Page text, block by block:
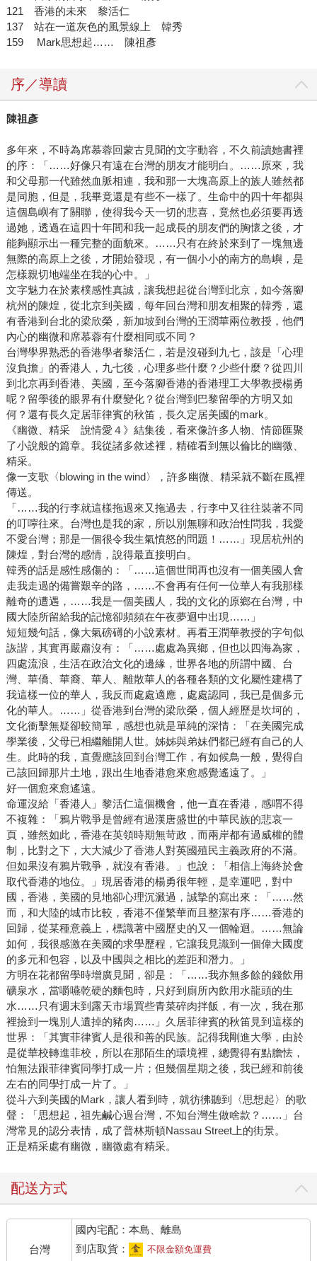
121 香港的未來 黎活仁
137 站在一道灰色的風景線上 韓秀
159 Mark思想起…… 陳祖彥
序／導讀
陳祖彥
多年來，不時為席慕蓉回蒙古見聞的文字動容，不久前讀她書裡
的序：「……好像只有遠在台灣的朋友才能明白。……原來，我
和父母那一代雖然血脈相連，我和那一大塊高原上的族人雖然都
是同胞，但是，我畢竟還是有些不一樣了。生命中的四十年都與
這個島嶼有了關聯，使得我今天一切的悲喜，竟然也必須要再透
過她，透過在這四十年間和我一起成長的朋友們的胸懷之後，才
能夠顯示出一種完整的面貌來。……只有在終於來到了一塊無邊
無際的高原上之後，才開始發現，有一個小小的南方的島嶼，是
怎樣親切地端坐在我的心中。」
文字魅力在於素樸感性真誠，讓我想起從台灣到北京，如今落腳
杭州的陳煌，從北京到美國，每年回台灣和朋友相聚的韓秀，還
有香港到台北的梁欣榮，新加坡到台灣的王潤華兩位教授，他們
內心的幽微和席慕蓉有什麼相同或不同？
台灣學界熟悉的香港學者黎活仁，若是沒碰到九七，該是「心理
沒負擔」的香港人，九七後，心理多些什麼？少些什麼？從四川
到北京再到香港、美國，至今落腳香港的香港理工大學教授楊勇
呢？留學後的眼界有什麼變化？從台灣到巴黎留學的方明又如
何？還有長久定居菲律賓的秋笛，長久定居美國的mark。
《幽微、精采 說情愛４》結集後，看來像許多人物、情節匯聚
了小說般的篇章。我從諸多敘述裡，精確看到無以倫比的幽微、
精采。
像一支歌〈blowing in the wind〉，許多幽微、精采就不斷在風裡
傳送。
「……我的行李就這樣拖過來又拖過去，行李中又往往裝著不同
的叮嚀往來。台灣也是我的家，所以別無聊和政治性問我，我愛
不愛台灣；那是一個很令我生氣憤怒的問題！……」現居杭州的
陳煌，對台灣的感情，說得最直接明白。
韓秀的話是感性感傷的：「……這個世間再也沒有一個美國人會
走我走過的備嘗艱辛的路，……不會再有任何一位華人有我那樣
離奇的遭遇，……我是一個美國人，我的文化的原鄉在台灣，中
國大陸所留給我的記憶卻頻頻在午夜夢迴中出現……」
短短幾句話，像大氣磅礡的小說素材。再看王潤華教授的字句似
詼諧，其實再嚴肅沒有：「……處處為異鄉，但也以四海為家，
四處流浪，生活在政治文化的邊緣，世界各地的所謂中國、台
灣、華僑、華裔、華人、離散華人的各種各類的文化屬性建構了
我這樣一位的華人，我反而處處適應，處處認同，我已是個多元
化的華人。……」從香港到台灣的梁欣榮，個人經歷是坎坷的，
文化衝擊無疑卻較簡單，感想也就是單純的深情：「在美國完成
學業後，父母已相繼離開人世。姊姊與弟妹們都已經有自己的人
生。此時的我，直覺應該回到台灣工作，有如候鳥一般，覺得自
己該回歸那片土地，跟出生地香港愈來愈感覺遙遠了。」
好一個愈來愈遙遠。
命運沒給「香港人」黎活仁這個機會，他一直在香港，感喟不得
不複雜：「鴉片戰爭是曾經有過漢唐盛世的中華民族的悲哀一
頁，雖然如此，香港在英領時期無苛政，而兩岸都有過威權的體
制，比對之下，大大減少了香港人對英國殖民主義政府的不滿。
但如果沒有鴉片戰爭，就沒有香港。」也說：「相信上海終於會
取代香港的地位。」現居香港的楊勇很年輕，是幸運吧，對中
國，香港，美國的見地卻心理沉澱過，誠摯的寫出來：「……然
而，和大陸的城市比較，香港不僅繁華而且整潔有序……香港的
回歸，從某種意義上，標識著中國歷史的又一個輪迴。……無論
如何，我很感激在美國的求學歷程，它讓我見識到一個偉大國度
的多元和包容，以及中國與之相比的差距和潛力。」
方明在花都留學時增廣見聞，卻是：「……我亦無多餘的錢飲用
礦泉水，當嚼嚥乾硬的麵包時，只好到廁所內飲用水龍頭的生
水……只有週末到露天市場買些青菜碎肉拌飯，有一次，我在那
裡撿到一塊別人遺掉的豬肉……」久居菲律賓的秋笛見到這樣的
世界：「其實菲律賓人是很和善的民族。記得我剛進大學，由於
是從華校轉進菲校，所以在那陌生的環境裡，總覺得有點膽怯，
怕無法跟菲律賓同學打成一片；但幾個星期之後，我已經和前後
左右的同學打成一片了。」
從斗六到美國的Mark，讓人看到時，就彷彿聽到〈思想起〉的歌
聲：「思想起，祖先鹹心過台灣，不知台灣生做啥款？……」台
灣常見的認分表情，成了普林斯頓Nassau Street上的街景。
正是精采處有幽微，幽微處有精采。
配送方式
台灣
國內宅配：本島、離島
到店取貨：
不限金額免運費